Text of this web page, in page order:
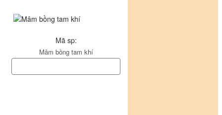
Mã sp:
Mâm bồng tam khí